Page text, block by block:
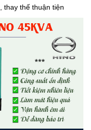
, thay thế thuận tiện